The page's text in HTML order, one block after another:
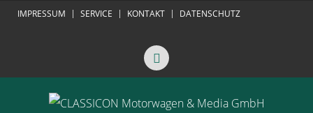
IMPRESSUM SERVICE KONTAKT DATENSCHUTZ